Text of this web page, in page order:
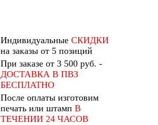
Индивидуальные СКИДКИ
на заказы от 5 позиций
При заказе от 3 500 руб. -
ДОСТАВКА В ПВЗ
БЕСПЛАТНО
После оплаты изготовим
печать или штамп В
ТЕЧЕНИИ 24 ЧАСОВ